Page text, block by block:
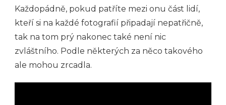
Každopádně, pokud patříte mezi onu část lidí,
kteří si na každé fotografií připadají nepatřičně,
tak na tom prý nakonec také není nic
zvláštního. Podle některých za něco takového
ale mohou zrcadla.